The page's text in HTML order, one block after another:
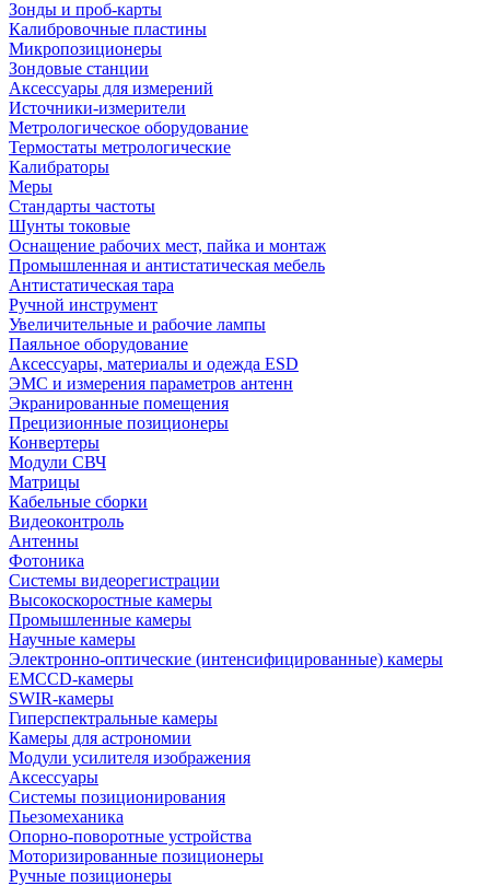
Зонды и проб-карты
Калибровочные пластины
Микропозиционеры
Зондовые станции
Аксессуары для измерений
Источники-измерители
Метрологическое оборудование
Термостаты метрологические
Калибраторы
Меры
Стандарты частоты
Шунты токовые
Оснащение рабочих мест, пайка и монтаж
Промышленная и антистатическая мебель
Антистатическая тара
Ручной инструмент
Увеличительные и рабочие лампы
Паяльное оборудование
Аксессуары, материалы и одежда ESD
ЭМС и измерения параметров антенн
Экранированные помещения
Прецизионные позиционеры
Конвертеры
Модули СВЧ
Матрицы
Кабельные сборки
Видеоконтроль
Антенны
Фотоника
Cистемы видеорегистрации
Высокоскоростные камеры
Промышленные камеры
Научные камеры
Электронно-оптические (интенсифицированные) камеры
EMCCD-камеры
SWIR-камеры
Гиперспектральные камеры
Камеры для астрономии
Модули усилителя изображения
Аксессуары
Системы позиционирования
Пьезомеханика
Опорно-поворотные устройства
Моторизированные позиционеры
Ручные позиционеры